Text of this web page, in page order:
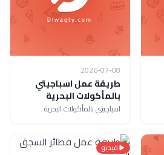
2026-07-08
طريقة عمل اسباجيتي
بالمأكولات البحرية
اسباجيتي بالمأكولات البحرية
فيديو